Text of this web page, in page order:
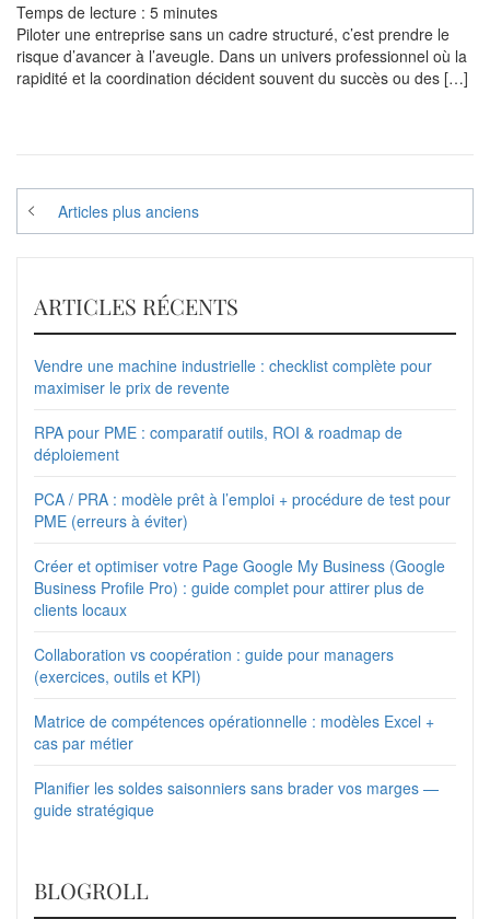
Temps de lecture : 5 minutes
Piloter une entreprise sans un cadre structuré, c’est prendre le
risque d’avancer à l’aveugle. Dans un univers professionnel où la
rapidité et la coordination décident souvent du succès ou des […]
Navigation
des
Articles plus anciens
ARTICLES RÉCENTS
Vendre une machine industrielle : checklist complète pour
maximiser le prix de revente
RPA pour PME : comparatif outils, ROI & roadmap de
déploiement
PCA / PRA : modèle prêt à l’emploi + procédure de test pour
PME (erreurs à éviter)
Créer et optimiser votre Page Google My Business (Google
Business Profile Pro) : guide complet pour attirer plus de
clients locaux
Collaboration vs coopération : guide pour managers
(exercices, outils et KPI)
Matrice de compétences opérationnelle : modèles Excel +
cas par métier
Planifier les soldes saisonniers sans brader vos marges —
guide stratégique
BLOGROLL